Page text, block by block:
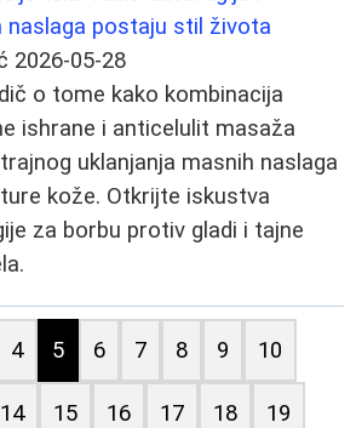
naslaga postaju stil života
2026-05-28
o tome kako kombinacija
ishrane i anticelulit masaža
uklanjanja masnih naslaga
kože. Otkrijte iskustva
za borbu protiv gladi i tajne
4 5 6 7 8 9 10
14 15 16 17 18 19